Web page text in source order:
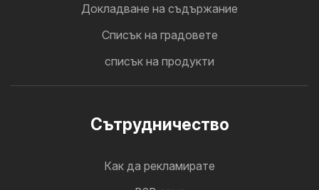
Докладване на съдържание
Cписък на градовете
списък на продукти
Cътрудничество
Как да рекламирате